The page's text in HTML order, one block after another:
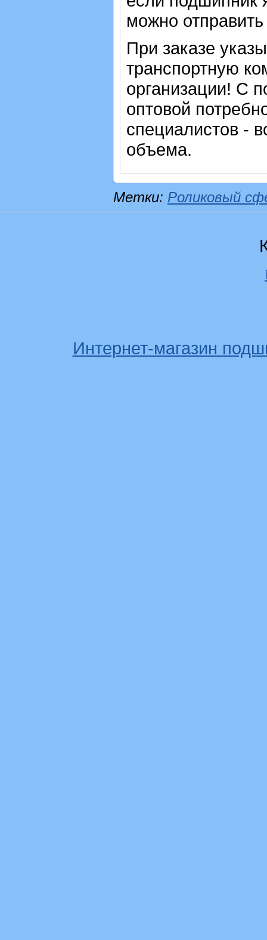
можно
При заказе
транспортную
организации! С
оптовой
специалистов -
объема.
Метки: Роликовый
Интернет-магазин